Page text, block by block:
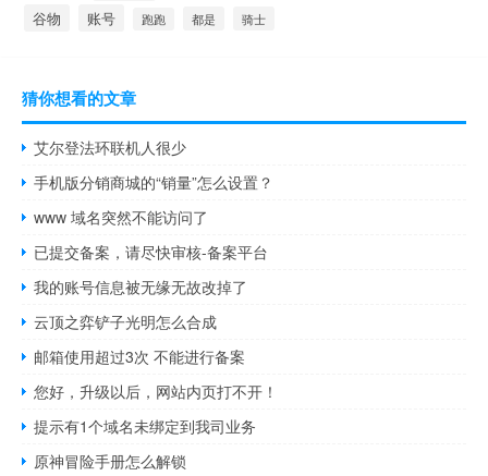
谷物 账号 跑跑 都是 骑士
猜你想看的文章
艾尔登法环联机人很少
手机版分销商城的“销量”怎么设置？
www 域名突然不能访问了
已提交备案，请尽快审核-备案平台
我的账号信息被无缘无故改掉了
云顶之弈铲子光明怎么合成
邮箱使用超过3次 不能进行备案
您好，升级以后，网站内页打不开！
提示有1个域名未绑定到我司业务
原神冒险手册怎么解锁